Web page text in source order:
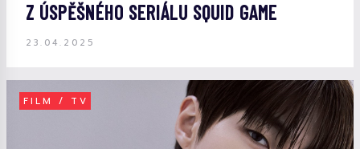
Z ÚSPĚŠNÉHO SERIÁLU SQUID GAME
23.04.2025
FILM / TV